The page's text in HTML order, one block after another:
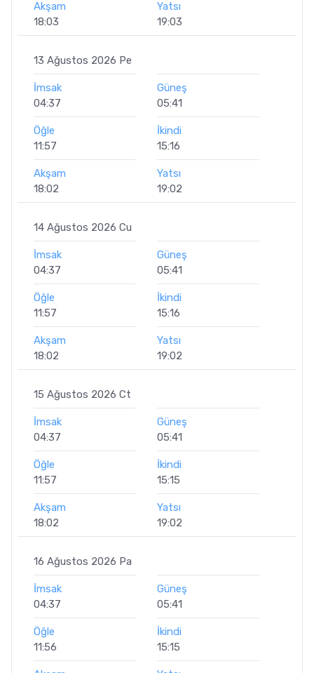
Akşam
18:03
Yatsı
19:03
13 Ağustos 2026 Pe
İmsak
04:37
Güneş
05:41
Öğle
11:57
İkindi
15:16
Akşam
18:02
Yatsı
19:02
14 Ağustos 2026 Cu
İmsak
04:37
Güneş
05:41
Öğle
11:57
İkindi
15:16
Akşam
18:02
Yatsı
19:02
15 Ağustos 2026 Ct
İmsak
04:37
Güneş
05:41
Öğle
11:57
İkindi
15:15
Akşam
18:02
Yatsı
19:02
16 Ağustos 2026 Pa
İmsak
04:37
Güneş
05:41
Öğle
11:56
İkindi
15:15